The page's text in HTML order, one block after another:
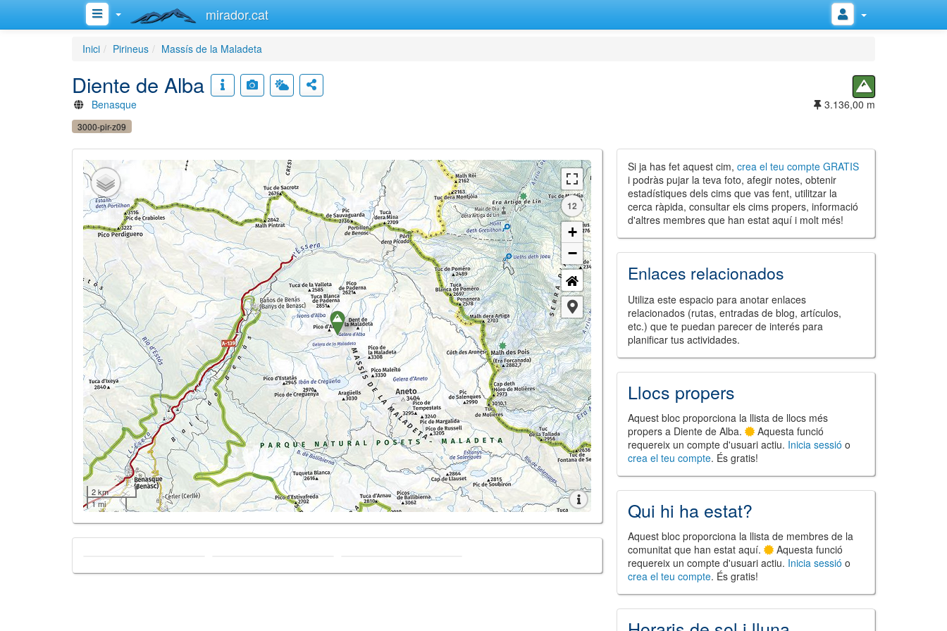
mirador.cat
Inici Pirineus Massís de la Maladeta
Diente de Alba
Benasque 3.136,00 m
3000-pir-z09
12
+
−
2 km
1 mi
Si ja has fet aquest cim,crea el teu compte GRATIS
i podràs pujar la teva foto, afegir notes, obtenir
estadístiques dels cims que vas fent, utilitzar la
cerca ràpida, consultar els cims propers, informació
d'altres membres que han estat aquí i molt més!
Enlaces relacionados
Utiliza este espacio para anotar enlaces
relacionados (rutas, entradas de blog, artículos,
etc.) que te puedan parecer de interés para
planificar tus actividades.
Llocs propers
Aquest bloc proporciona la llista de llocs més
propers a Diente de Alba.
Aquesta funció
requereix un compte d'usuari actiu. Inicia sessió o
crea el teu compte. És gratis!
Qui hi ha estat?
Aquest bloc proporciona la llista de membres de la
comunitat que han estat aquí.
Aquesta funció
requereix un compte d'usuari actiu. Inicia sessió o
crea el teu compte. És gratis!